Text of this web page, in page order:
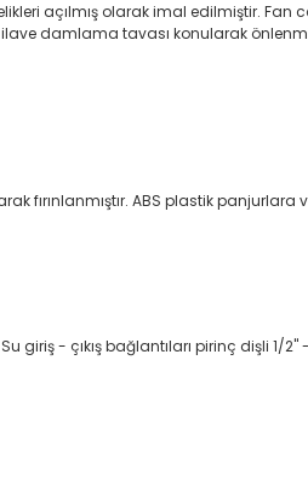
açılmış olarak imal edilmiştir. Fan
damlama tavası konularak
fırınlanmıştır. ABS plastik panjurlara
- çıkış bağlantıları pirinç dişli 1/2"